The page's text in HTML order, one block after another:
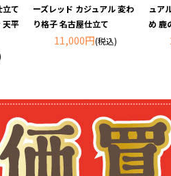
立て
天平
ーズレッド カジュアル 変わ
り格子 名古屋仕立て
11,000円(税込)
ュア
め 鹿